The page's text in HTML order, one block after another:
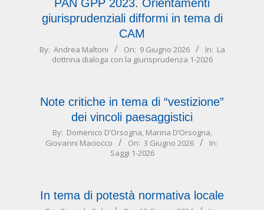
PAN GPP 2023. Orientamenti
giurisprudenziali difformi in tema di
CAM
2026-
By: Andrea Maltoni On: 9 Giugno 2026 In: La
dottrina dialoga con la giurisprudenza 1-2026
Note critiche in tema di “vestizione”
dei vincoli paesaggistici
2026-
06-
By: Domenico D’Orsogna, Marina D’Orsogna,
Giovanni Maciocco
On: 3 Giugno 2026
In:
Saggi 1-2026
In tema di potestà normativa locale